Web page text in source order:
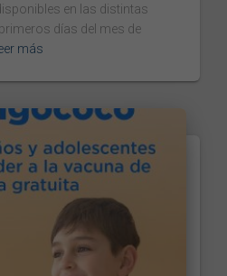
en las distintas
días del mes de
más